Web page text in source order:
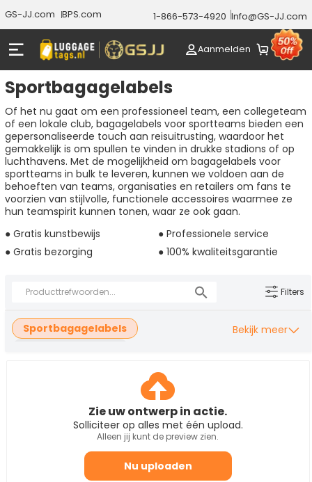
GS-JJ.com BPS.com 1-866-573-4920 Info@GS-JJ.com
Aanmelden
Sportbagagelabels
Of het nu gaat om een professioneel team, een collegeteam
of een lokale club, bagagelabels voor sportteams bieden een
gepersonaliseerde touch aan reisuitrusting, waardoor het
gemakkelijk is om spullen te vinden in drukke stadions of op
luchthavens. Met de mogelijkheid om bagagelabels voor
sportteams in bulk te leveren, kunnen we voldoen aan de
behoeften van teams, organisaties en retailers om fans te
voorzien van stijlvolle, functionele accessoires waarmee ze
hun teamspirit kunnen tonen, waar ze ook gaan.
● Gratis kunstbewijs
● Professionele service
● Gratis bezorging
● 100% kwaliteitsgarantie
Filters
Sportbagagelabels
Bagagelabels van metaal en aluminium
Bagagelabels van plastic en PVC
Houten bagagelabels
Siliconen bagagelabels
Geborduurde bagagelabels
Lege bagagelabels
Bekijk meer
Zie uw ontwerp in actie.
Solliciteer op alles met één upload.
Alleen jij kunt de preview zien.
Nu uploaden